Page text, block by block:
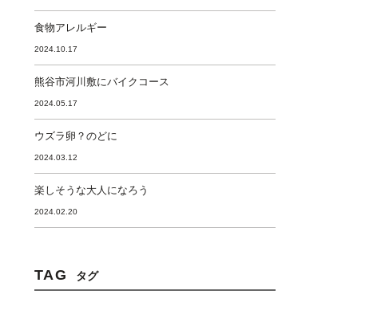
食物アレルギー
2024.10.17
熊谷市河川敷にバイクコース
2024.05.17
ウズラ卵？のどに
2024.03.12
楽しそうな大人になろう
2024.02.20
TAG タグ